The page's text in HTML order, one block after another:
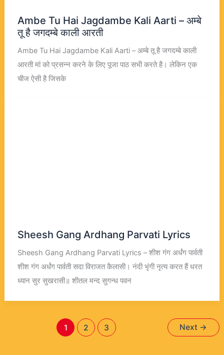
Ambe Tu Hai Jagdambe Kali Aarti – अम्बे
तू है जगदम्बे काली आरती
Ambe Tu Hai Jagdambe Kali Aarti – अम्बे तू है जगदम्बे काली
आरती मां को प्रसन्न करने के लिए पूजा पाठ सभी करते है। लेकिन एक
चीज ऐसी है जिसके
Sheesh Gang Ardhang Parvati Lyrics
Sheesh Gang Ardhang Parvati Lyrics – शीश गंग अर्धंग पार्वती
शीश गंग अर्धंग पार्वती सदा विराजत कैलासी। नंदी भृंगी नृत्य करत हैं धरत
ध्यान सुर सुखरासी॥ शीतल मन्द सुगन्ध पवन
1 2 3 Next →